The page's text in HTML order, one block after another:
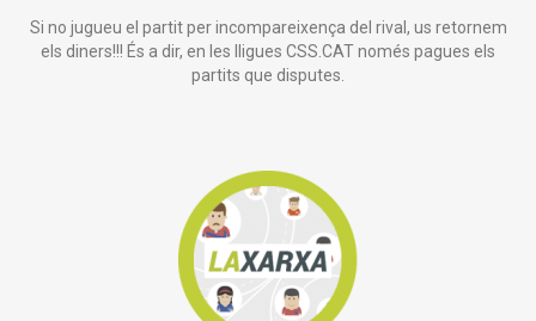
Si no jugueu el partit per incompareixença del rival, us retornem
els diners!!! És a dir, en les lligues CSS.CAT només pagues els
partits que disputes.